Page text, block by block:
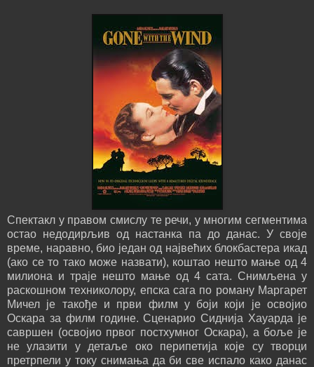
Спектакл у правом смислу те речи, у многим сегментима
остао недодирљив од настанка па до данас. У своје
време, наравно, био један од највећих блокбастера икад
(ако се то тако може назвати), коштао нешто мање од 4
милиона и траје нешто мање од 4 сата. Снимљена у
раскошном техниколору, епска сага по роману Маргарет
Мичел је такође и први филм у боји који је освојио
Оскара за филм године. Сценарио Сиднија Хауарда је
савршен (освојио првог постхумног Оскара), а боље је
не улазити у детаље око перипетија које су творци
претрпели у току снимања да би све испало како данас